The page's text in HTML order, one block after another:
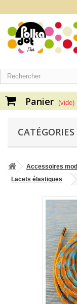
Panier (vide)
CATÉGORIES
Accessoires
Lacets élastiques